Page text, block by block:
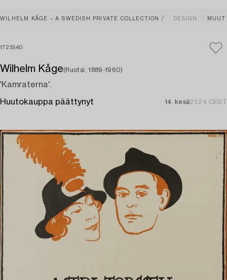
WILHELM KÅGE – A SWEDISH PRIVATE COLLECTION DESIGN MUUT
1723540
Wilhelm Kåge(Ruotsi, 1889-1960)
'Kamraterna'.
Huutokauppa päättynyt 14. kesä21:24 CEST